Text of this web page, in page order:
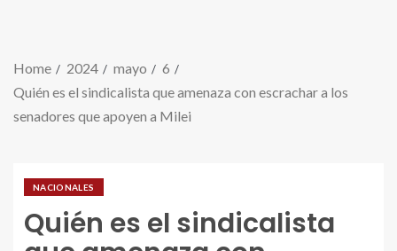
Home 2024 mayo
6
Quién es el sindicalista que amenaza con escrachar a los
senadores que apoyen a Milei
NACIONALES
Quién es el sindicalista